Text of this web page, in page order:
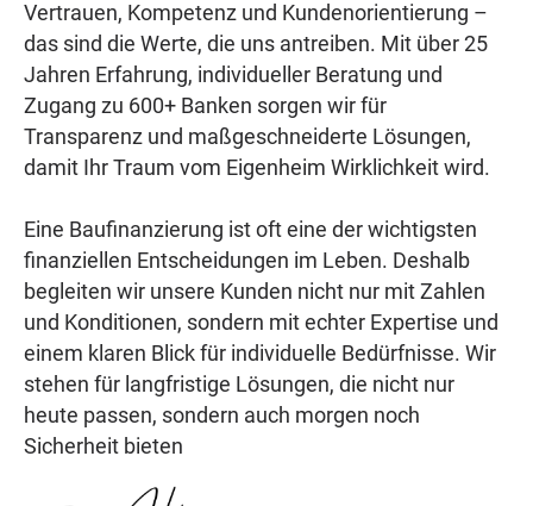
Vertrauen, Kompetenz und Kundenorientierung –
das sind die Werte, die uns antreiben. Mit über 25
Jahren Erfahrung, individueller Beratung und
Zugang zu 600+ Banken sorgen wir für
Transparenz und maßgeschneiderte Lösungen,
damit Ihr Traum vom Eigenheim Wirklichkeit wird.
Eine Baufinanzierung ist oft eine der wichtigsten
finanziellen Entscheidungen im Leben. Deshalb
begleiten wir unsere Kunden nicht nur mit Zahlen
und Konditionen, sondern mit echter Expertise und
einem klaren Blick für individuelle Bedürfnisse. Wir
stehen für langfristige Lösungen, die nicht nur
heute passen, sondern auch morgen noch
Sicherheit bieten